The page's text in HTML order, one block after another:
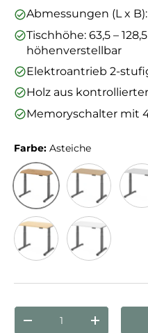
Abmessungen (L x
Tischhöhe: 63,5 –
höhenverstellbar
Elektroantrieb 2-
Holz aus
Memoryschalter mit
Farbe: Asteiche
Asteiche Eiche
Anzahl
Menge verringernMenge